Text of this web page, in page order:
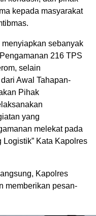
kepada masyarakat
sebanyak
216 TPS
selain
Awal Tahapan-
Pihak
yang
melekat pada
Kata Kapolres
Kapolres
memberikan pesan-